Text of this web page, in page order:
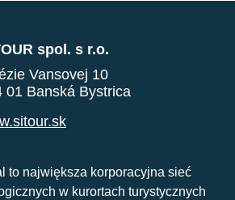
spol. s r.o.
Vansovej 10
01 Banská Bystrica
to największa korporacyjna sieć
w kurortach turystycznych